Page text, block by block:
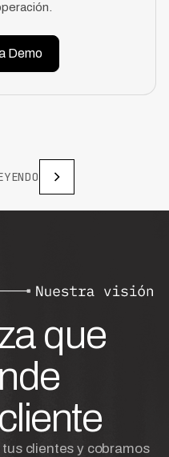
Demo
que
clientes y cobramos